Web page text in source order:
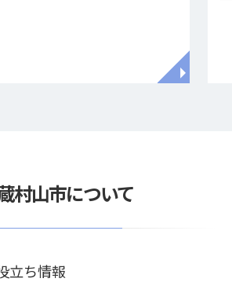
◥
村山市について
立ち情報